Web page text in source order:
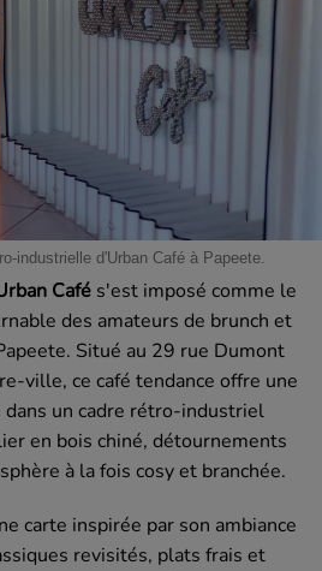
industrielle d'Urban Café à Papeete.
Café s'est imposé comme le
des amateurs de brunch et
Situé au 29 rue Dumont
ville, ce café tendance offre une
dans un cadre rétro-industriel
en bois chiné, détournements
à la fois cosy et branchée.
carte inspirée par son ambiance
revisités, plats frais et